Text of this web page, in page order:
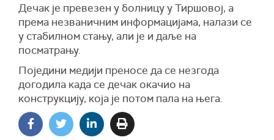
Дечак је превезен у болницу у Тиршовој, а
према незваничним информацијама, налази се
у стабилном стању, али је и даље на
посматрању.
Поједини медији преносе да се незгода
догодила када се дечак окачио на
конструкцију, која је потом пала на њега.